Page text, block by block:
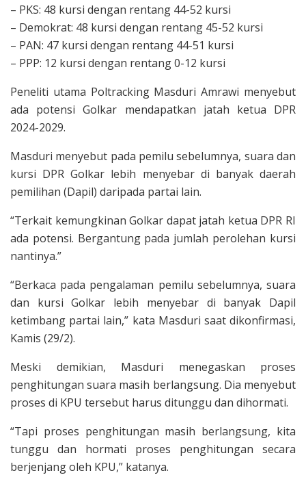
– PKS: 48 kursi dengan rentang 44-52 kursi
– Demokrat: 48 kursi dengan rentang 45-52 kursi
– PAN: 47 kursi dengan rentang 44-51 kursi
– PPP: 12 kursi dengan rentang 0-12 kursi
Peneliti utama Poltracking Masduri Amrawi menyebut
ada potensi Golkar mendapatkan jatah ketua DPR
2024-2029.
Masduri menyebut pada pemilu sebelumnya, suara dan
kursi DPR Golkar lebih menyebar di banyak daerah
pemilihan (Dapil) daripada partai lain.
“Terkait kemungkinan Golkar dapat jatah ketua DPR RI
ada potensi. Bergantung pada jumlah perolehan kursi
nantinya.”
“Berkaca pada pengalaman pemilu sebelumnya, suara
dan kursi Golkar lebih menyebar di banyak Dapil
ketimbang partai lain,” kata Masduri saat dikonfirmasi,
Kamis (29/2).
Meski demikian, Masduri menegaskan proses
penghitungan suara masih berlangsung. Dia menyebut
proses di KPU tersebut harus ditunggu dan dihormati.
“Tapi proses penghitungan masih berlangsung, kita
tunggu dan hormati proses penghitungan secara
berjenjang oleh KPU,” katanya.